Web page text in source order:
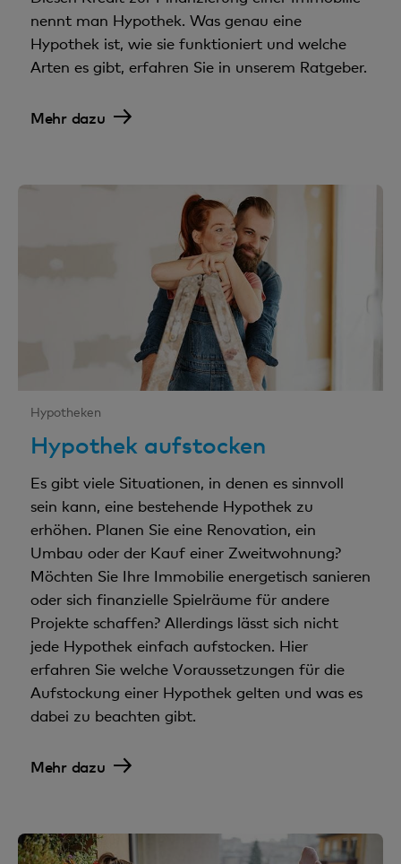
nennt man Hypothek. Was genau eine
Hypothek ist, wie sie funktioniert und welche
Arten es gibt, erfahren Sie in unserem Ratgeber.
Mehr dazu
Hypotheken
Hypothek aufstocken
Es gibt viele Situationen, in denen es sinnvoll
sein kann, eine bestehende Hypothek zu
erhöhen. Planen Sie eine Renovation, ein
Umbau oder der Kauf einer Zweitwohnung?
Möchten Sie Ihre Immobilie energetisch sanieren
oder sich finanzielle Spielräume für andere
Projekte schaffen? Allerdings lässt sich nicht
jede Hypothek einfach aufstocken. Hier
erfahren Sie welche Voraussetzungen für die
Aufstockung einer Hypothek gelten und was es
dabei zu beachten gibt.
Mehr dazu